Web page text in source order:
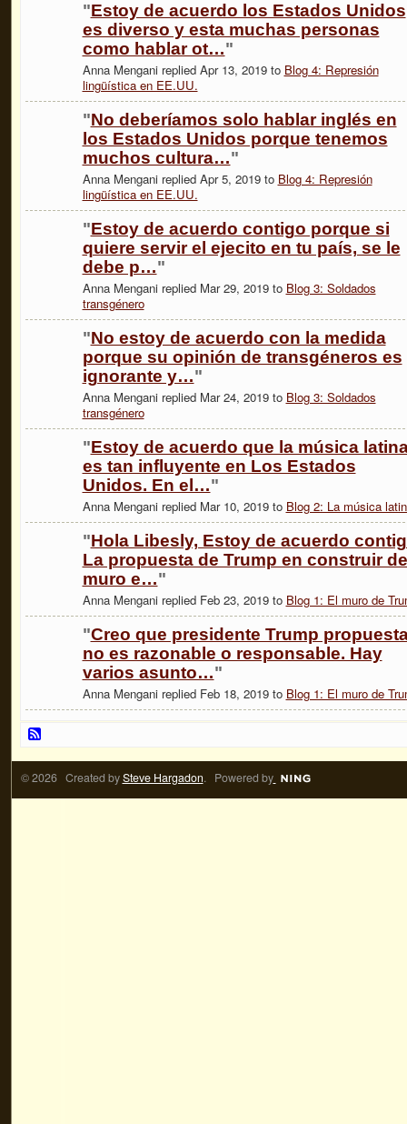
"Estoy de acuerdo los Estados Unidos
es diverso y esta muchas personas
como hablar ot…"
Anna Mengani replied Apr 13, 2019 to Blog 4: Represión
lingüística en EE.UU.
"No deberíamos solo hablar inglés en
los Estados Unidos porque tenemos
muchos cultura…"
Anna Mengani replied Apr 5, 2019 to Blog 4: Represión
lingüística en EE.UU.
"Estoy de acuerdo contigo porque si
quiere servir el ejecito en tu país, se le
debe p…"
Anna Mengani replied Mar 29, 2019 to Blog 3: Soldados
transgénero
"No estoy de acuerdo con la medida
porque su opinión de transgéneros es
ignorante y…"
Anna Mengani replied Mar 24, 2019 to Blog 3: Soldados
transgénero
"Estoy de acuerdo que la música
es tan influyente en Los Estados
Unidos. En el…"
Anna Mengani replied Mar 10, 2019 to Blog 2: La música
"Hola Libesly, Estoy de acuerdo
La propuesta de Trump en construir de
muro e…"
Anna Mengani replied Feb 23, 2019 to Blog 1: El muro de
"Creo que presidente Trump
no es razonable o responsable. Hay
varios asunto…"
Anna Mengani replied Feb 18, 2019 to Blog 1: El muro de
© 2026 Created bySteve Hargadon. Powered by